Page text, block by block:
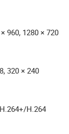
960, 1280 × 720
320 × 240
H.264